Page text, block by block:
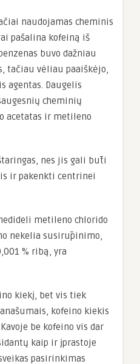
naudojamas cheminis
pašalina kofeiną iš
buvo dažniau
tačiau vėliau paaiškėjo,
agentas. Daugelis
cheminių
acetatas ir metileno
nes jis gali būti
ir pakenkti centrinei
metileno chlorido
nekelia susirūpinimo,
% ribą, yra
kiekį, bet vis tiek
kofeino kiekis
be kofeino vis dar
kaip ir įprastoje
pasirinkimas